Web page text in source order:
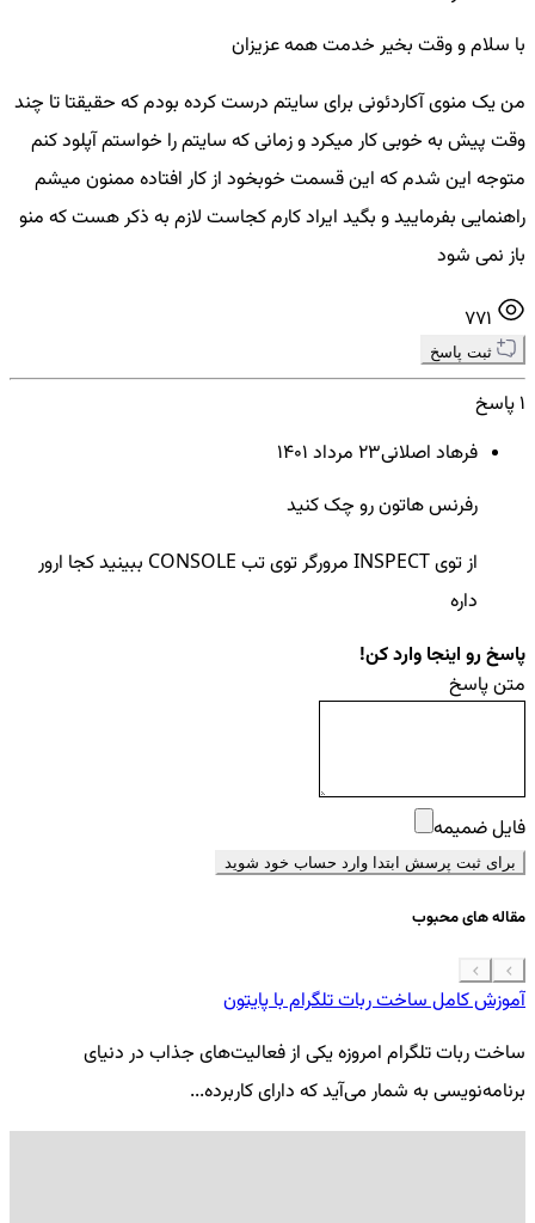
با سلام و وقت بخیر خدمت همه عزیزان
من یک منوی آکاردئونی برای سایتم درست کرده بودم که حقیقتا تا چند
وقت پیش به خوبی کار میکرد و زمانی که سایتم را خواستم آپلود کنم
متوجه این شدم که این قسمت خوبخود از کار افتاده ممنون میشم
راهنمایی بفرمایید و بگید ایراد کارم کجاست لازم به ذکر هست که منو
باز نمی شود
ثبت پاسخ
1 پاسخ
فرهاد اصلانی23 مرداد ۱۴۰۱
رفرنس هاتون رو چک کنید
از توی INSPECT مرورگر توی تب CONSOLE ببینید کجا ارور
داره
پاسخ رو اینجا وارد کن!
متن پاسخ
فایل ضمیمه
برای ثبت پرسش ابتدا وارد حساب خود شوید
مقاله های محبوب
آموزش کامل ساخت ربات تلگرام با پایتون
ساخت ربات تلگرام امروزه یکی از فعالیت‌های جذاب در دنیای
برنامه‌نویسی به شمار می‌آید که دارای کاربرده...